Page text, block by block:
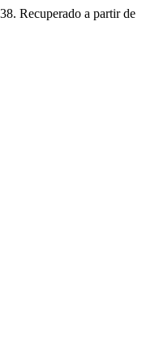
Recuperado a partir de